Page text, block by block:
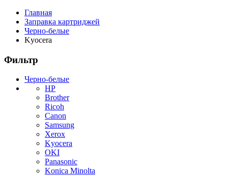
Главная
Заправка картриджей
Черно-белые
Kyocera
Фильтр
Черно-белые
HP
Brother
Ricoh
Canon
Samsung
Xerox
Kyocera
OKI
Panasonic
Konica Minolta